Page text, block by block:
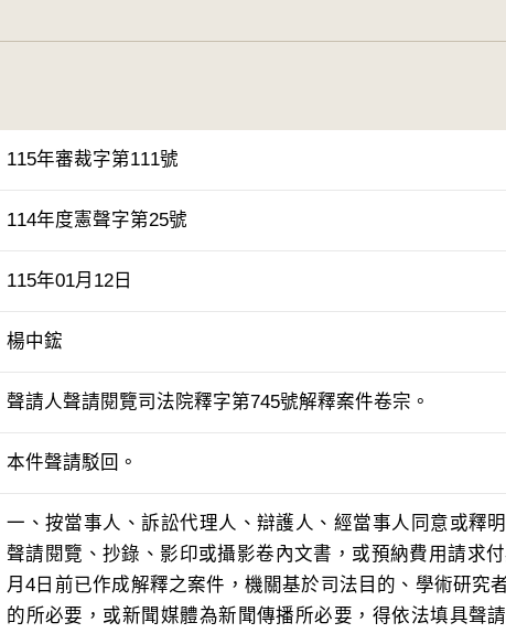
115年審裁字第111號
114年度憲聲字第25號
115年01月12日
楊中鋐
聲請人聲請閱覽司法院釋字第745號解釋案件卷宗。
本件聲請駁回。
一、按當事人、訴訟代理人、辯護人、經當事人同意或釋
聲請閱覽、抄錄、影印或攝影卷內文書，或預納費用請求
月4日前已作成解釋之案件，機關基於司法目的、學術研究
的所必要，或新聞媒體為新聞傳播所必要，得依法填具聲